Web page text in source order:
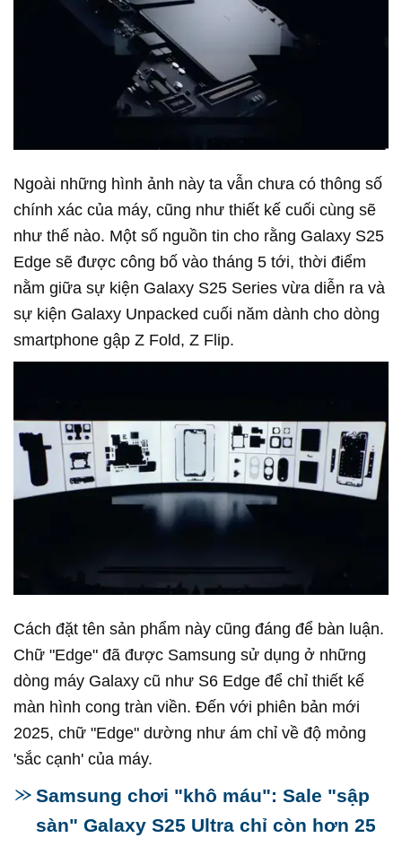
Ngoài những hình ảnh này ta vẫn chưa có thông số
chính xác của máy, cũng như thiết kế cuối cùng sẽ
như thế nào. Một số nguồn tin cho rằng Galaxy S25
Edge sẽ được công bố vào tháng 5 tới, thời điểm
nằm giữa sự kiện Galaxy S25 Series vừa diễn ra và
sự kiện Galaxy Unpacked cuối năm dành cho dòng
smartphone gập Z Fold, Z Flip.
Cách đặt tên sản phẩm này cũng đáng để bàn luận.
Chữ "Edge" đã được Samsung sử dụng ở những
dòng máy Galaxy cũ như S6 Edge để chỉ thiết kế
màn hình cong tràn viền. Đến với phiên bản mới
2025, chữ "Edge" dường như ám chỉ về độ mỏng
'sắc cạnh' của máy.
Samsung chơi "khô máu": Sale "sập
sàn" Galaxy S25 Ultra chỉ còn hơn 25